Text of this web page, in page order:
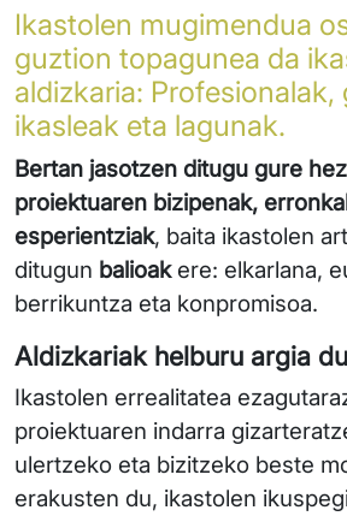
Ikastolen mugimendua
guztion topagunea da
aldizkaria: Profesionalak,
ikasleak eta lagunak.
Bertan jasotzen ditugu gure
proiektuaren bizipenak,
esperientziak, baita ikastolen
ditugun balioak ere: elkarlana,
berrikuntza eta konpromisoa.
Aldizkariak helburu argia
Ikastolen errealitatea
proiektuaren indarra
ulertzeko eta bizitzeko beste
erakusten du, ikastolen